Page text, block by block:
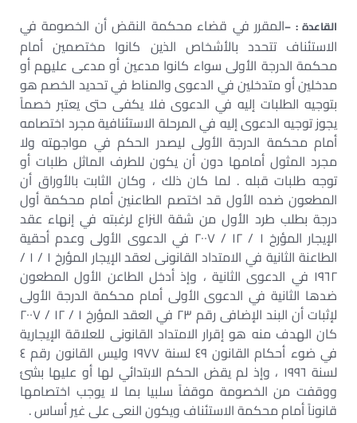
القاعدة : –المقرر في قضاء محكمة النقض أن الخصومة في
الاستئناف تتحدد بالأشخاص الذين كانوا مختصمين أمام
محكمة الدرجة الأولى سواء كانوا مدعين أو مدعى عليهم أو
مدخلين أو متدخلين في الدعوى والمناط في تحديد الخصم هو
بتوجيه الطلبات إليه في الدعوى فلا يكفى حتى يعتبر خصماً
يجوز توجيه الدعوى إليه في المرحلة الاستئنافية مجرد اختصامه
أمام محكمة الدرجة الأولى ليصدر الحكم في مواجهته ولا
مجرد المثول أمامها دون أن يكون للطرف الماثل طلبات أو
توجه طلبات قبله . لما كان ذلك ، وكان الثابت بالأوراق أن
المطعون ضده الأول قد اختصم الطاعنين أمام محكمة أول
درجة بطلب طرد الأول من شقة النزاع لرغبته في إنهاء عقد
الإيجار المؤرخ ١ / ١٢ / ٢٠٠٧ في الدعوى الأولى وعدم أحقية
الطاعنة الثانية في الامتداد القانونى لعقد الإيجار المؤرخ ١ / ١ /
١٩٦٢ في الدعوى الثانية ، وإذ أدخل الطاعن الأول المطعون
ضدها الثانية في الدعوى الأولى أمام محكمة الدرجة الأولى
لإثبات أن البند الإضافى رقم ٢٣ في العقد المؤرخ ١ / ١٢ / ٢٠٠٧
كان الهدف منه هو إقرار الامتداد القانونى للعلاقة الإيجارية
في ضوء أحكام القانون ٤٩ لسنة ١٩٧٧ وليس القانون رقم ٤
لسنة ١٩٩٦ ، وإذ لم يقض الحكم الابتدائي لها أو عليها بشئ
ووقفت من الخصومة موقفاً سلبيا بما لا يوجب اختصامها
قانوناً أمام محكمة الاستئناف ويكون النعى على غير أساس .